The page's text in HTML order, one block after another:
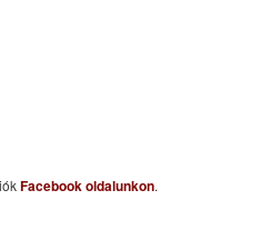
Facebook oldalunkon.